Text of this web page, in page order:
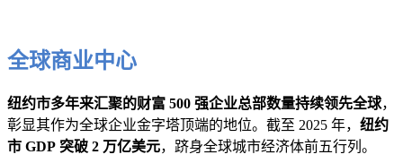
全球商业中心
纽约市多年来汇聚的财富 500 强企业总部数量持续领先全球，
彰显其作为全球企业金字塔顶端的地位。截至 2025 年， 纽约
市 GDP 突破 2 万亿美元，跻身全球城市经济体前五行列。